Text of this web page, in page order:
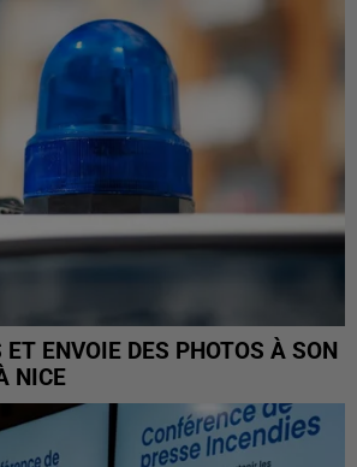
ENVOIE DES PHOTOS À SON
NICE